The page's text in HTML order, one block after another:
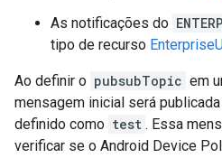
As notificações do
tipo de recurso
Ao definir o pubsubTopic em
mensagem inicial será
definido como test . Essa
verificar se o Android Device